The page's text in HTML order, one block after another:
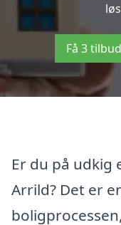
Få 3
Er du på
Arrild? Det er